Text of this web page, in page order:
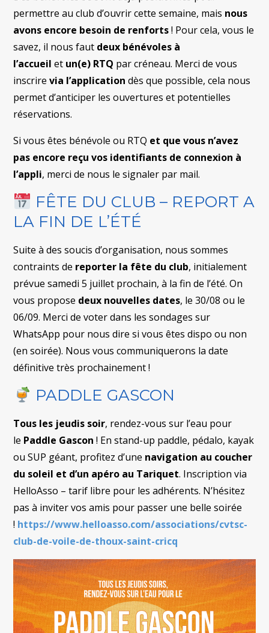
permettre au club d’ouvrir cette semaine, mais nous
avons encore besoin de renforts! Pour cela, vous le
savez, il nous faut deux bénévoles à
l’accueil et un(e) RTQ par créneau. Merci de vous
inscrirevia l’application dès que possible, cela nous
permet d’anticiper les ouvertures et potentielles
réservations.
Si vous êtes bénévole ou RTQ et que vous n’avez
pas encore reçu vos identifiants de connexion à
l’appli, merci de nous le signaler par mail.
FÊTE DU CLUB – REPORT A
LA FIN DE L’ÉTÉ
Suite à des soucis d’organisation, nous sommes
contraints de reporter la fête du club, initialement
prévue samedi 5 juillet prochain, à la fin de l’été. On
vous propose deux nouvelles dates, le 30/08 ou le
06/09. Merci de voter dans les sondages sur
WhatsApp pour nous dire si vous êtes dispo ou non
(en soirée). Nous vous communiquerons la date
définitive très prochainement !
PADDLE GASCON
Tous les jeudis soir, rendez-vous sur l’eau pour
le Paddle Gascon! En stand-up paddle, pédalo, kayak
ou SUP géant, profitez d’une navigation au coucher
du soleil et d’un apéro au Tariquet. Inscription via
HelloAsso – tarif libre pour les adhérents. N’hésitez
pas à inviter vos amis pour passer une belle soirée
! https://www.helloasso.com/associations/cvtsc-
club-de-voile-de-thoux-saint-cricq